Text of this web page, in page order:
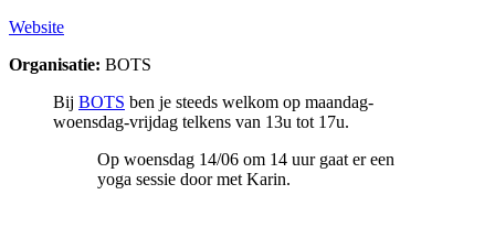
Website
Organisatie: BOTS
Bij BOTS ben je steeds welkom op maandag-
woensdag-vrijdag telkens van 13u tot 17u.
Op woensdag 14/06 om 14 uur gaat er een
yoga sessie door met Karin.